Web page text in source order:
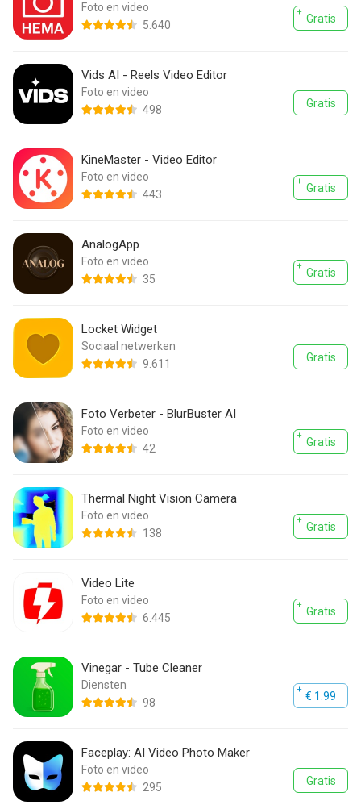
5.640
Foto en video
Gratis
Vids AI - Reels Video Editor
498
Foto en video
Gratis
KineMaster - Video Editor
443
Foto en video
Gratis
AnalogApp
35
Foto en video
Gratis
Locket Widget
9.611
Sociaal netwerken
Gratis
Foto Verbeter - BlurBuster AI
42
Foto en video
Gratis
Thermal Night Vision Camera
138
Foto en video
Gratis
Video Lite
6.445
Foto en video
Gratis
Vinegar - Tube Cleaner
98
Diensten
€ 1.99
Faceplay: AI Video Photo Maker
295
Foto en video
Gratis